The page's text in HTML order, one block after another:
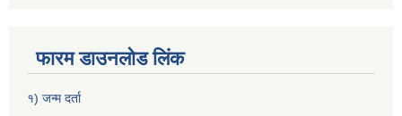
फारम डाउनलोड लिंक
१) जन्म दर्ता